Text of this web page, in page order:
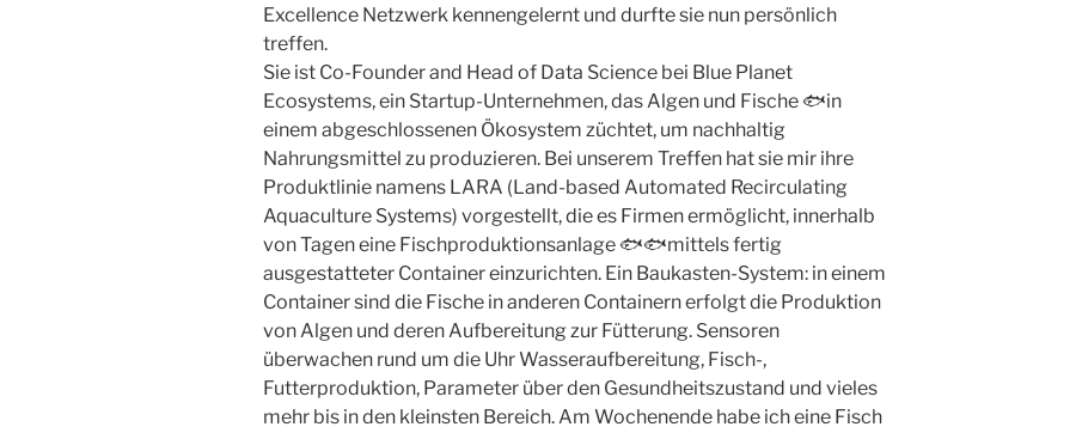
Excellence Netzwerk kennengelernt und durfte sie nun persönlich
treffen.
Sie ist Co-Founder and Head of Data Science bei Blue Planet
Ecosystems, ein Startup-Unternehmen, das Algen und Fische 🐟in
einem abgeschlossenen Ökosystem züchtet, um nachhaltig
Nahrungsmittel zu produzieren. Bei unserem Treffen hat sie mir ihre
Produktlinie namens LARA (Land-based Automated Recirculating
Aquaculture Systems) vorgestellt, die es Firmen ermöglicht, innerhalb
von Tagen eine Fischproduktionsanlage 🐟🐟mittels fertig
ausgestatteter Container einzurichten. Ein Baukasten-System: in einem
Container sind die Fische in anderen Containern erfolgt die Produktion
von Algen und deren Aufbereitung zur Fütterung. Sensoren
überwachen rund um die Uhr Wasseraufbereitung, Fisch-,
Futterproduktion, Parameter über den Gesundheitszustand und vieles
mehr bis in den kleinsten Bereich. Am Wochenende habe ich eine Fisch